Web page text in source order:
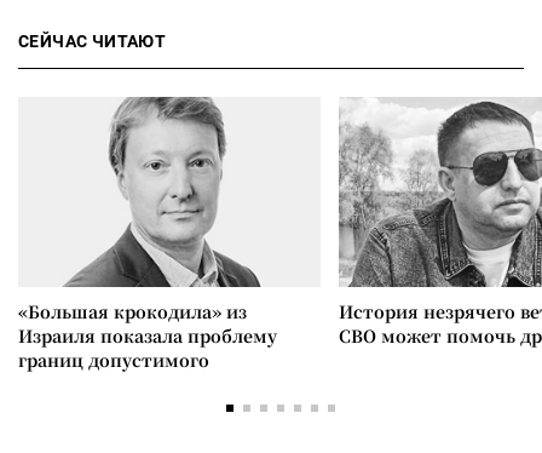
СЕЙЧАС ЧИТАЮТ
«Большая крокодила» из
Израиля показала проблему
границ допустимого
История незрячего
СВО может помочь